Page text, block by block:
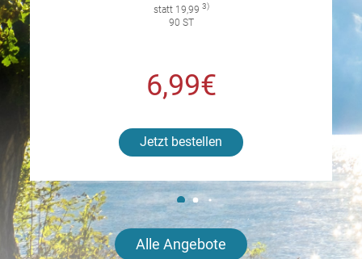
statt 19,99 3)
90 ST
6,99€
Jetzt bestellen
Alle Angebote